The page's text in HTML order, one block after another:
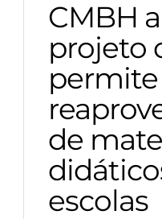
CMBH
projeto
permite
de
escolas